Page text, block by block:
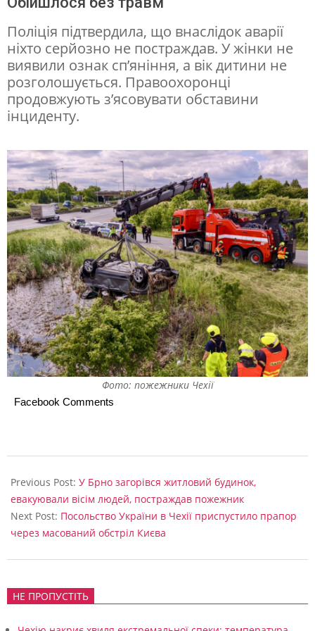
в
о
д
і
к
у
з
д
и
т
и
н
о
ю
.
Ф
Поліція підтвердила, що внаслідок аварії
ніхто серйозно не постраждав. У жінки не
виявили ознак сп’яніння, а вік дитини не
розголошується. Правоохоронці
продовжують з’ясовувати обставини
інциденту.
Фото: пожежники Чехії
Facebook Comments
06-
11
Previous Post: У Брно загорівся житловий будинок,
евакуювали вісім людей, постраждав пожежник
Next Post: Посольство України в Чехії приспустило прапор
через масований обстріл Києва
НЕ ПРОПУСТІТЬ